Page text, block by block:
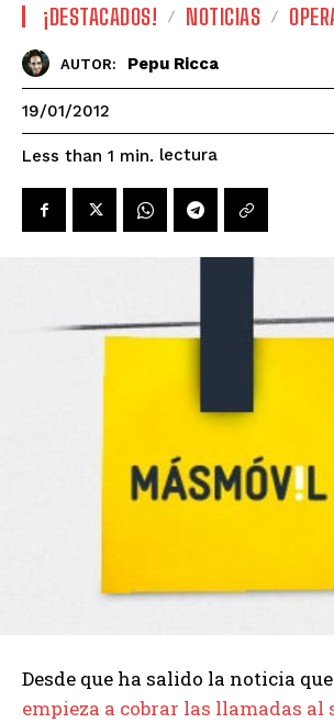
¡DESTACADOS! NOTICIAS
AUTOR: Pepu Ricca
19/01/2012
Less than 1 min. lectura
Desde que ha salido la noticia que
empieza a cobrar las llamadas al